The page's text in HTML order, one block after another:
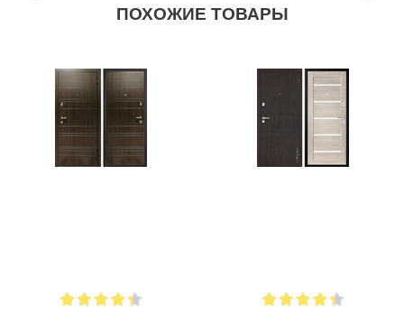
ПОХОЖИЕ ТОВАРЫ